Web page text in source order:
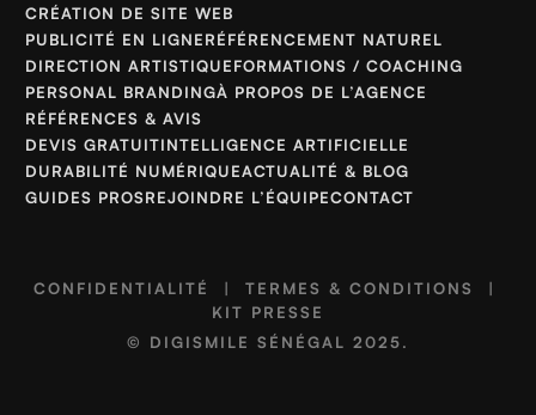
CRÉATION DE SITE WEB
PUBLICITÉ EN LIGNERÉFÉRENCEMENT NATUREL
DIRECTION ARTISTIQUEFORMATIONS / COACHING
PERSONAL BRANDINGÀ PROPOS DE L’AGENCE
RÉFÉRENCES & AVIS
DEVIS GRATUITINTELLIGENCE ARTIFICIELLE
DURABILITÉ NUMÉRIQUEACTUALITÉ & BLOG
GUIDES PROSREJOINDRE L’ÉQUIPECONTACT
CONFIDENTIALITÉ | TERMES & CONDITIONS
|
KIT PRESSE
© DIGISMILE SÉNÉGAL 2025.